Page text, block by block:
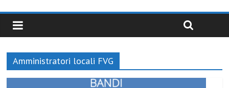
Amministratori locali FVG